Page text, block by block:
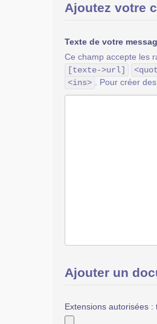
Ajoutez votre
Texte de votre
Ce champ accepte les
[texte->url]
<ins>
. Pour créer
Ajouter un
Extensions autorisées :